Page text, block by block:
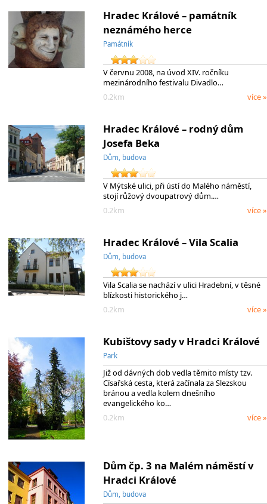
Hradec Králové – památník
neznámého herce
Památník
V červnu 2008, na úvod XIV. ročníku
mezinárodního festivalu Divadlo…
0.2km
více »
Hradec Králové – rodný dům
Josefa Beka
Dům, budova
V Mýtské ulici, při ústí do Malého náměstí,
stojí růžový dvoupatrový dům.…
0.2km
více »
Hradec Králové – Vila Scalia
Dům, budova
Vila Scalia se nachází v ulici Hradební, v těsné
blízkosti historického j…
0.2km
více »
Kubištovy sady v Hradci Králové
Park
Již od dávných dob vedla těmito místy tzv.
Císařská cesta, která začínala za Slezskou
bránou a vedla kolem dnešního
evangelického ko…
0.2km
více »
Dům čp. 3 na Malém náměstí v
Hradci Králové
Dům, budova